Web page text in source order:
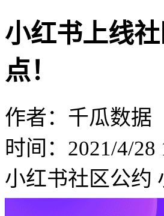
小红书上线
点！
作者：千瓜数据
时间：2021/4/28
小红书社区公约